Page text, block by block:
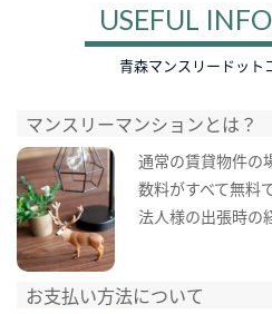
USEFUL
青森マンスリードット
マンスリーマンションとは？
通常の賃貸物件の
数料がすべて無料
法人様の出張時の
お支払い方法について